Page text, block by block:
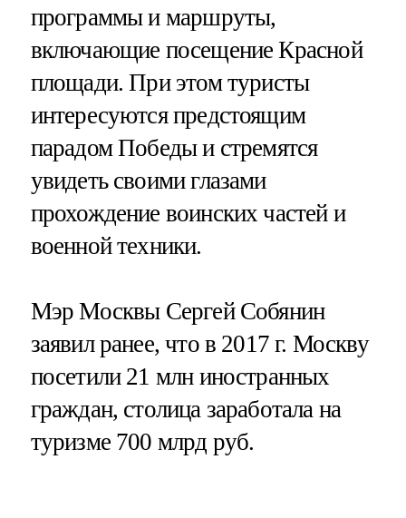
программы и маршруты,
включающие посещение Красной
площади. При этом туристы
интересуются предстоящим
парадом Победы и стремятся
увидеть своими глазами
прохождение воинских частей и
военной техники.
Мэр Москвы Сергей Собянин
заявил ранее, что в 2017 г. Москву
посетили 21 млн иностранных
граждан, столица заработала на
туризме 700 млрд руб.